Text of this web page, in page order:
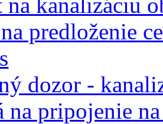
predloženie
dozor -
na pripojenie